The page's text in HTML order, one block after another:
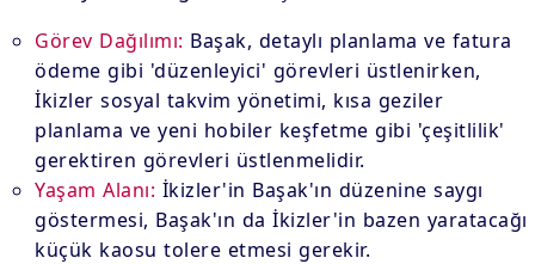
Görev Dağılımı: Başak, detaylı planlama ve fatura
ödeme gibi 'düzenleyici' görevleri üstlenirken,
İkizler sosyal takvim yönetimi, kısa geziler
planlama ve yeni hobiler keşfetme gibi 'çeşitlilik'
gerektiren görevleri üstlenmelidir.
Yaşam Alanı: İkizler'in Başak'ın düzenine saygı
göstermesi, Başak'ın da İkizler'in bazen yaratacağı
küçük kaosu tolere etmesi gerekir.